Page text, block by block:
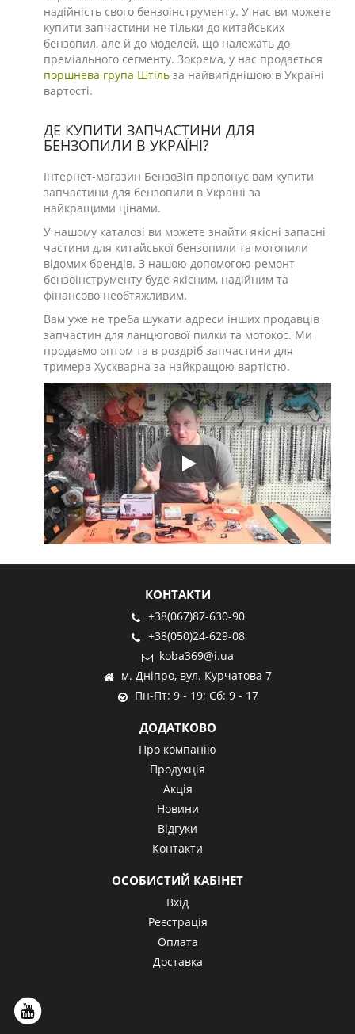
надійність свого бензоінструменту. У нас ви можете
купити запчастини не тільки до китайських
бензопил, але й до моделей, що належать до
преміального сегменту. Зокрема, у нас продається
поршнева група Штіль за найвигіднішою в Україні
вартості.
ДЕ КУПИТИ ЗАПЧАСТИНИ ДЛЯ
БЕНЗОПИЛИ В УКРАЇНІ?
Інтернет-магазин БензоЗіп пропонує вам купити
запчастини для бензопили в Україні за
найкращими цінами.
У нашому каталозі ви можете знайти якісні запасні
частини для китайської бензопили та мотопили
відомих брендів. З нашою допомогою ремонт
бензоінструменту буде якісним, надійним та
фінансово необтяжливим.
Вам уже не треба шукати адреси інших продавців
запчастин для ланцюгової пилки та мотокос. Ми
продаємо оптом та в роздріб запчастини для
тримера Хускварна за найкращою вартістю.
Play
КОНТАКТИ
+38(067)87-630-90
+38(050)24-629-08
koba369@i.ua
м. Дніпро, вул. Курчатова 7
Пн-Пт: 9 - 19; Сб: 9 - 17
ДОДАТКОВО
Про компанію
Продукція
Акція
Новини
Відгуки
Контакти
ОСОБИСТИЙ КАБІНЕТ
Вхід
Реєстрація
Оплата
Доставка